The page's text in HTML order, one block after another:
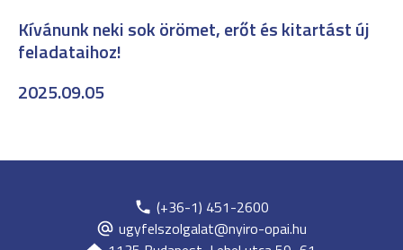
Kívánunk neki sok örömet, erőt és kitartást új
feladataihoz!
2025.09.05
(+36-1) 451-2600
ugyfelszolgalat@nyiro-opai.hu